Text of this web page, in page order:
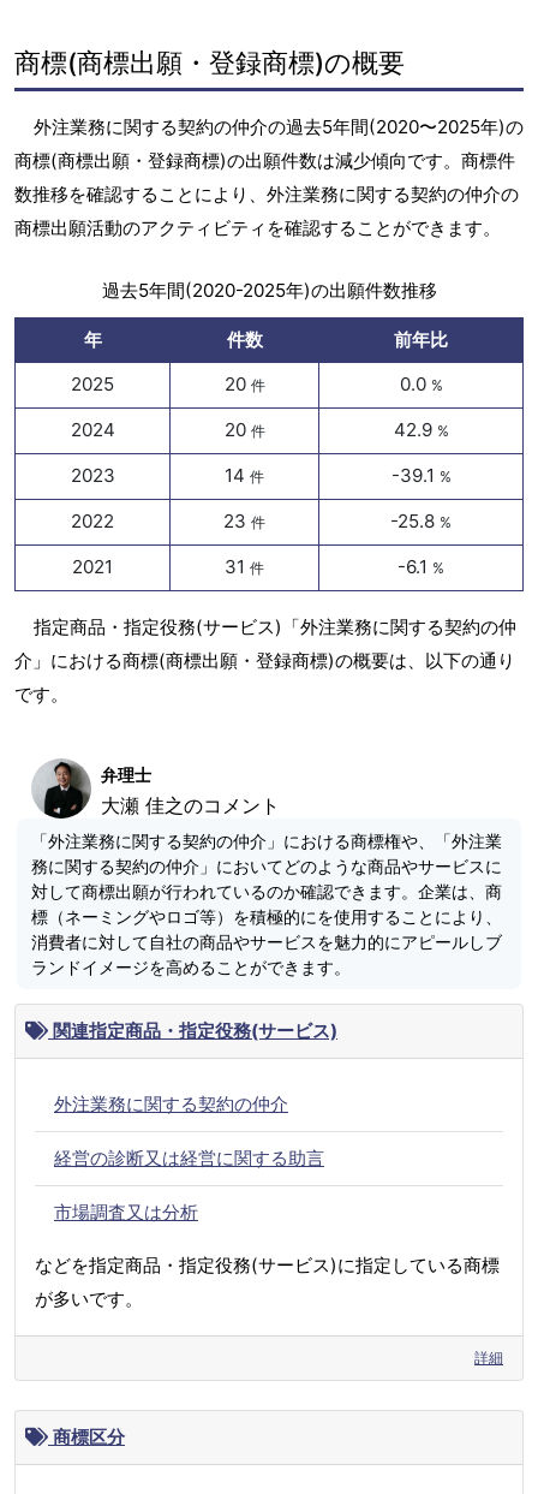
商標(商標出願・登録商標)の概要
外注業務に関する契約の仲介の過去5年間(2020〜2025年)の
商標(商標出願・登録商標)の出願件数は減少傾向です。商標件
数推移を確認することにより、外注業務に関する契約の仲介の
商標出願活動のアクティビティを確認することができます。
過去5年間(2020-2025年)の出願件数推移
年 件数
前年比
2025
20 件 0.0 %
2024 20 件 42.9 %
2023 14 件 -39.1 %
2022 23 件 -25.8 %
2021 31 件 -6.1 %
指定商品・指定役務(サービス)「外注業務に関する契約の仲
介」における商標(商標出願・登録商標)の概要は、以下の通り
です。
弁理士
大瀬 佳之のコメント
「外注業務に関する契約の仲介」における商標権や、「外注業
務に関する契約の仲介」においてどのような商品やサービスに
対して商標出願が行われているのか確認できます。企業は、商
標（ネーミングやロゴ等）を積極的にを使用することにより、
消費者に対して自社の商品やサービスを魅力的にアピールしブ
ランドイメージを高めることができます。
関連指定商品・指定役務(サービス)
外注業務に関する契約の仲介
経営の診断又は経営に関する助言
市場調査又は分析
などを指定商品・指定役務(サービス)に指定している商標
が多いです。
詳細
商標区分